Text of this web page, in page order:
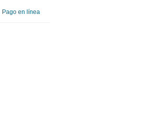
Pago en línea